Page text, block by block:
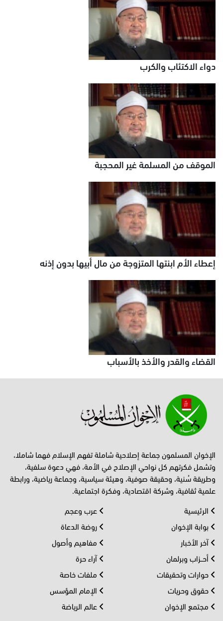
دواء الاكتئاب والكرب
الموقف من المسلمة غير المحجبة
إعطاء الأم ابنتها المتزوجة من مال أبيها بدون إذنه
القضاء والقدر والأخذ بالأسباب
الإخوان المسلمون جماعة إصلاحية شاملة تفهم الإسلام فهما شاملا،
وتشمل فكرتهم كل نواحي الإصلاح في الأمة، فهي دعوة سلفية،
وطريقة سُنية، وحقيقة صوفية، وهيئة سياسية، وجماعة رياضية، ورابطة
علمية ثقافية، وشركة اقتصادية، وفكرة اجتماعية.
الرئيسية
بوابة الإخوان
آخر الأخبار
أحــزاب وبرلمان
حوارات وتحقيقات
حقوق وحريات
مجتمع الإخوان
عرب وعجم
روضة الدعاة
مفاهيم وأصول
آراء حرة
ملفات خاصة
الإمام المؤسس
عالم الرياضة